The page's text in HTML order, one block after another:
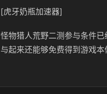
[虎牙奶瓶加速器]
怪物猎人荒野二测参与条件
与起来还能够免费得到游戏